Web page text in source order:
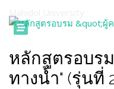
หลักสูตรอบร
ทางน้ำ" (รุ่นที่